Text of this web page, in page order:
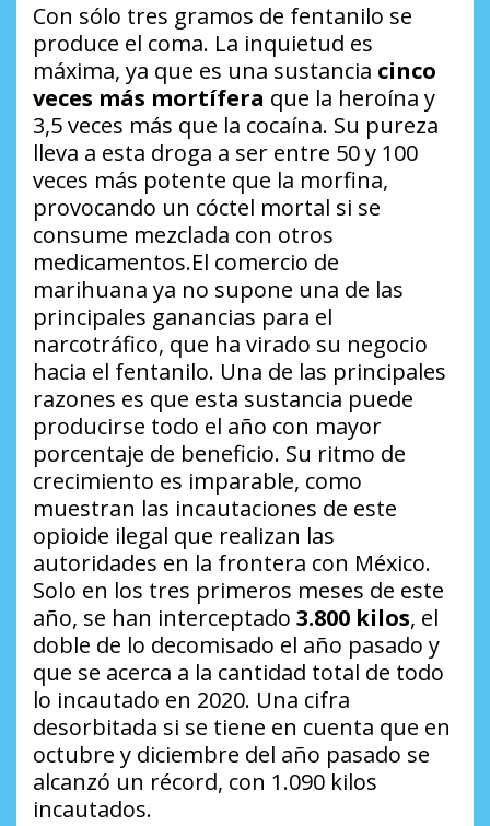
Con sólo tres gramos de fentanilo se
produce el coma. La inquietud es
máxima, ya que es una sustancia cinco
veces más mortífera que la heroína y
3,5 veces más que la cocaína. Su pureza
lleva a esta droga a ser entre 50 y 100
veces más potente que la morfina,
provocando un cóctel mortal si se
consume mezclada con otros
medicamentos.El comercio de
marihuana ya no supone una de las
principales ganancias para el
narcotráfico, que ha virado su negocio
hacia el fentanilo. Una de las principales
razones es que esta sustancia puede
producirse todo el año con mayor
porcentaje de beneficio. Su ritmo de
crecimiento es imparable, como
muestran las incautaciones de este
opioide ilegal que realizan las
autoridades en la frontera con México.
Solo en los tres primeros meses de este
año, se han interceptado 3.800 kilos, el
doble de lo decomisado el año pasado y
que se acerca a la cantidad total de todo
lo incautado en 2020. Una cifra
desorbitada si se tiene en cuenta que en
octubre y diciembre del año pasado se
alcanzó un récord, con 1.090 kilos
incautados.